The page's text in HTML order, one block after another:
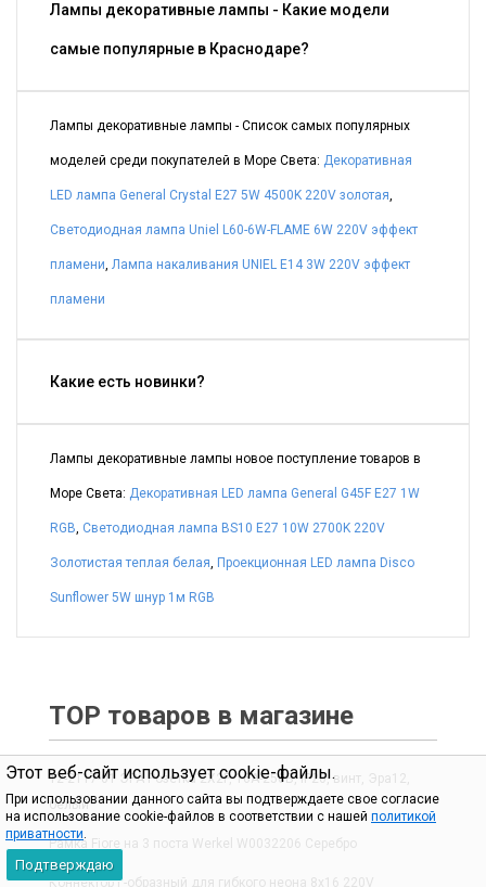
Лампы декоративные лампы - Какие модели
самые популярные в Краснодаре?
Лампы декоративные лампы - Список самых популярных
моделей среди покупателей в Море Света: Декоративная
LED лампа General Crystal E27 5W 4500K 220V золотая,
Светодиодная лампа Uniel L60-6W-FLAME 6W 220V эффект
пламени, Лампа накаливания UNIEL E14 3W 220V эффект
пламени
Какие есть новинки?
Лампы декоративные лампы новое поступление товаров в
Море Света: Декоративная LED лампа General G45F E27 1W
RGB, Светодиодная лампа BS10 E27 10W 2700K 220V
Золотистая теплая белая, Проекционная LED лампа Disco
Sunflower 5W шнур 1м RGB
TOP товаров в магазине
12-2117-01 ЭРА Розетка 2X2P, 16A-250В, IP20, винт, Эра12,
белый
Рамка Fiore на 3 поста Werkel W0032206 Серебро
Коннектор Г-образный для гибкого неона 8x16 220V
Этот веб-сайт использует cookie-файлы.
При использовании данного сайта вы подтверждаете свое согласие
на использование cookie-файлов в соответствии с нашей политикой
приватности.
Подтверждаю